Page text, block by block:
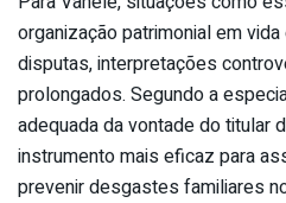
organização patrimonial em
disputas, interpretações
prolongados. Segundo a
adequada da vontade do titular
instrumento mais eficaz para
prevenir desgastes familiares